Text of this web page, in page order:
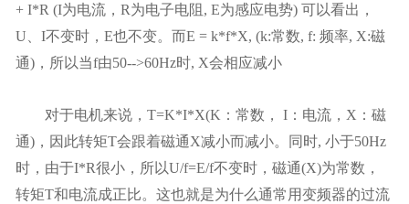
+ I*R (I为电流，R为电子电阻, E为感应电势) 可以看出，
U、I不变时，E也不变。而E = k*f*X, (k:常数, f: 频率, X:磁
通)，所以当f由50-->60Hz时, X会相应减小
对于电机来说，T=K*I*X(K：常数， I：电流，X：磁
通)，因此转矩T会跟着磁通X减小而减小。同时, 小于50Hz
时，由于I*R很小，所以U/f=E/f不变时，磁通(X)为常数，
转矩T和电流成正比。这也就是为什么通常用变频器的过流